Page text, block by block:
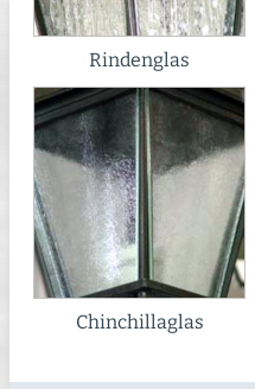
Rindenglas
Chinchillaglas